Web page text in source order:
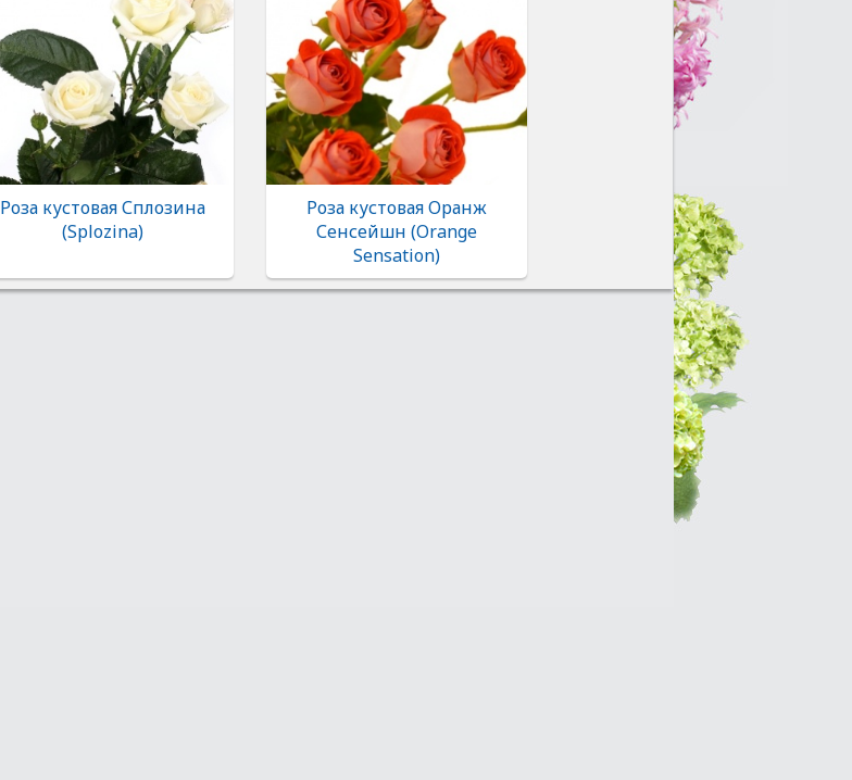
Роза кустовая Сплозина
(Splozina)
Роза кустовая Оранж
Сенсейшн (Orange
Sensation)